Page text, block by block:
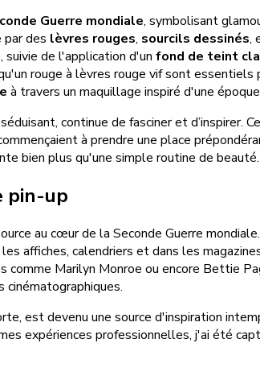
Guerre mondiale, symbolisant
par des lèvres rouges, sourcils dessinés,
suivie de l'application d'un fond de teint
rouge à lèvres rouge vif sont essentiels
à travers un maquillage inspiré d'une
continue de fasciner et
à prendre une place
bien plus qu'une simple routine de
pin-up
au cœur de la Seconde Guerre
affiches, calendriers et dans les
Marilyn Monroe ou encore Bettie
est devenu une source d'inspiration
expériences professionnelles, j'ai été